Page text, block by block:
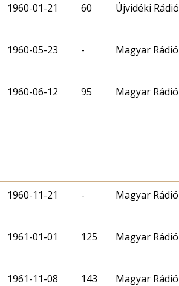
1960-01-21 60 Újvidéki Rádió
1960-05-23 - Magyar Rádió
1960-06-12 95 Magyar Rádió
1960-11-21 - Magyar Rádió
1961-01-01 125 Magyar Rádió
1961-11-08 143 Magyar Rádió